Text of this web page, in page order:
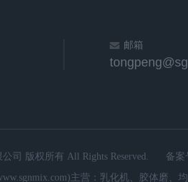
邮箱
司 版权所有 All Rights Reserved.
备案
主营：乳化机、胶体磨